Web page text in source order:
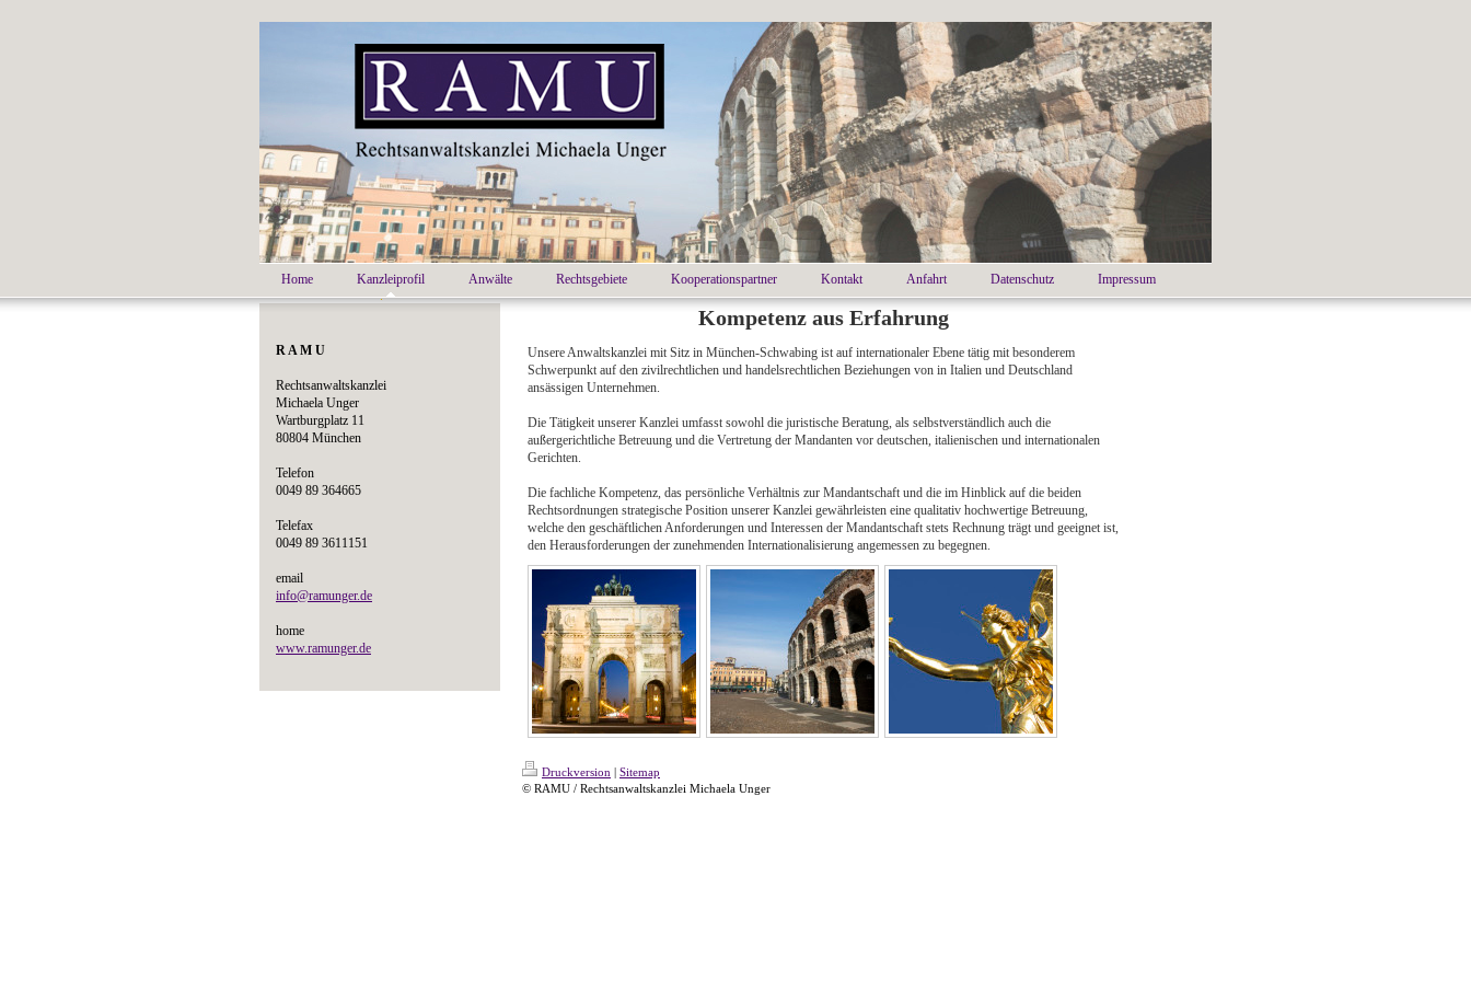
Home Kanzleiprofil Anwälte Rechtsgebiete Kooperationspartner Kontakt Anfahrt Datenschutz Impressum
R A M U
Rechtsanwaltskanzlei
Michaela Unger
Wartburgplatz 11
80804 München
Telefon
0049 89 364665
Telefax
0049 89 3611151
email
info@ramunger.de
home
www.ramunger.de
Kompetenz aus Erfahrung
Unsere Anwaltskanzlei mit Sitz in München-Schwabing ist auf internationaler Ebene tätig mit besonderem
Schwerpunkt auf den zivilrechtlichen und handelsrechtlichen Beziehungen von in Italien und Deutschland
ansässigen Unternehmen.
Die Tätigkeit unserer Kanzlei umfasst sowohl die juristische Beratung, als selbstverständlich auch die
außergerichtliche Betreuung und die Vertretung der Mandanten vor deutschen, italienischen und internationalen
Gerichten.
Die fachliche Kompetenz, das persönliche Verhältnis zur Mandantschaft und die im Hinblick auf die beiden
Rechtsordnungen strategische Position unserer Kanzlei gewährleisten eine qualitativ hochwertige Betreuung,
welche den geschäftlichen Anforderungen und Interessen der Mandantschaft stets Rechnung trägt und geeignet ist,
den Herausforderungen der zunehmenden Internationalisierung angemessen zu begegnen.
Druckversion | Sitemap
© RAMU / Rechtsanwaltskanzlei Michaela Unger